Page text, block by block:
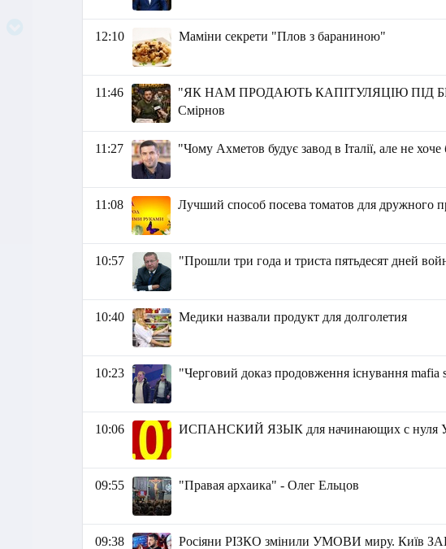
12:10 Маміни секрети "Плов з бараниною"
11:46
"ЯК НАМ ПРОДАЮТЬ КАПІТУЛЯЦІЮ ПІД
Смірнов
11:27 "Чому Ахметов будує завод в Італії, але не
11:08 Лучший способ посева томатов для дружного
10:57 "Прошли три года и триста пятьдесят дней
10:40 Медики назвали продукт для долголетия
10:23 "Черговий доказ продовження існування
10:06 ИСПАНСКИЙ ЯЗЫК для начинающих с нуля
09:55 "Правая архаика" - Олег Ельцов
09:38
Росіяни РІЗКО змінили УМОВИ миру. Київ